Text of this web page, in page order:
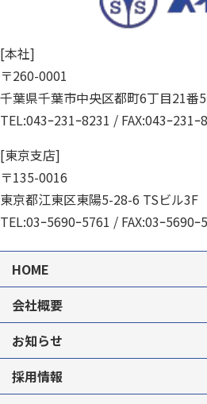
[本社]
〒260-0001
千葉県千葉市中央区都町6丁目21番
TEL:043ｰ231ｰ8231 / FAX:043ｰ231ｰ
[東京支店]
〒135-0016
東京都江東区東陽5-28-6 TSビル3F
TEL:03ｰ5690ｰ5761 / FAX:03ｰ5690ｰ
HOME
会社概要
お知らせ
採用情報